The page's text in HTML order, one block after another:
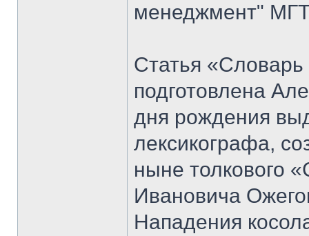
менеджмент"
Статья
подготовлена
дня рождения
лексикографа,
ныне толкового
Ивановича
Нападения